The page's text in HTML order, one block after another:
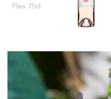
Rose
Fles 75cl